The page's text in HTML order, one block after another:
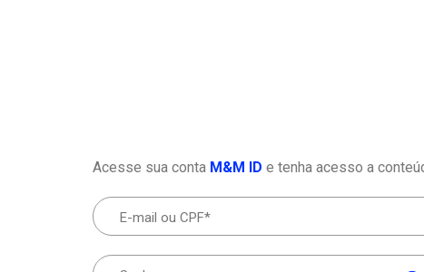
Acesse sua conta M&M ID e tenha acesso a